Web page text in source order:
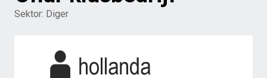
Sektor: Diger